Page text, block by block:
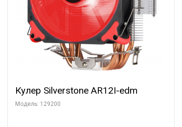
Кулер Silverstone AR12I-edm
Модель: 129200